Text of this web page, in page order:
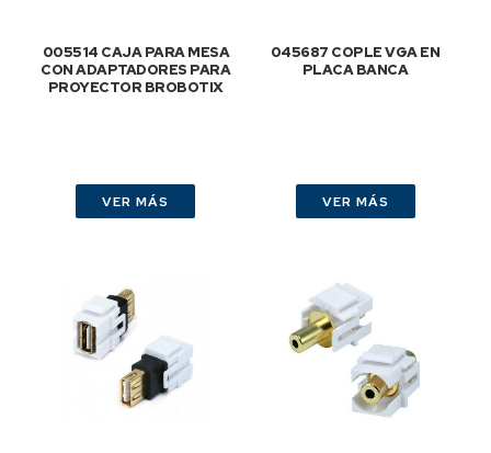
005514 CAJA PARA MESA
CON ADAPTADORES PARA
PROYECTOR BROBOTIX
VER MÁS
045687 COPLE VGA EN
PLACA BANCA
VER MÁS